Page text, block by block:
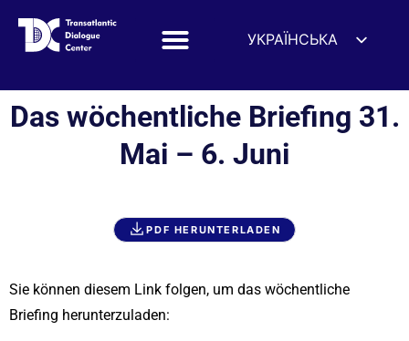
УКРАЇНСЬКА
DEUTSCH
FRANÇAIS
हिन्दी
ITALIANO
Das wöchentliche Briefing 31.
Mai – 6. Juni
PDF HERUNTERLADEN
Sie können diesem Link folgen, um das wöchentliche
Briefing herunterzuladen: